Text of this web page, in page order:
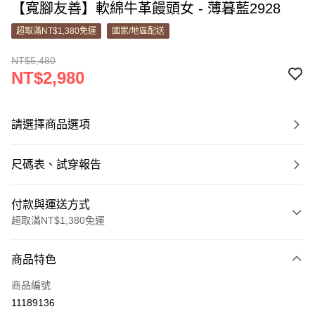
【寬腳友善】軟綿牛革饅頭女 - 薄暮藍2928
超取滿NT$1,380免運 國家/地區配送
NT$5,480
NT$2,980
請選擇商品選項
尺碼表、試穿報告
付款與運送方式
超取滿NT$1,380免運
信用卡一次付款
信用卡分期付款
商品特色
商品編號
11189136